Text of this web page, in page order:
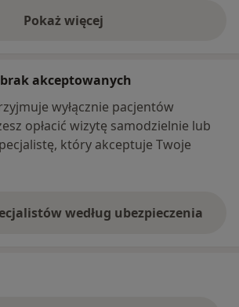
trwa 10-15 minut i jest wstępem do
oraz psychoterapii.
odbywa się przez TELEFON,
numer w systemie podczas
trwa 10-15 minut i jest
celu umówienia wizyty cyklicznej.
Pokaż więcej
o adresie
akceptowanych
wyłącznie pacjentów
opłacić wizytę samodzielnie lub
który akceptuje Twoje
według ubezpieczenia